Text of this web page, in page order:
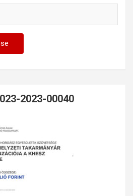
2023-00040